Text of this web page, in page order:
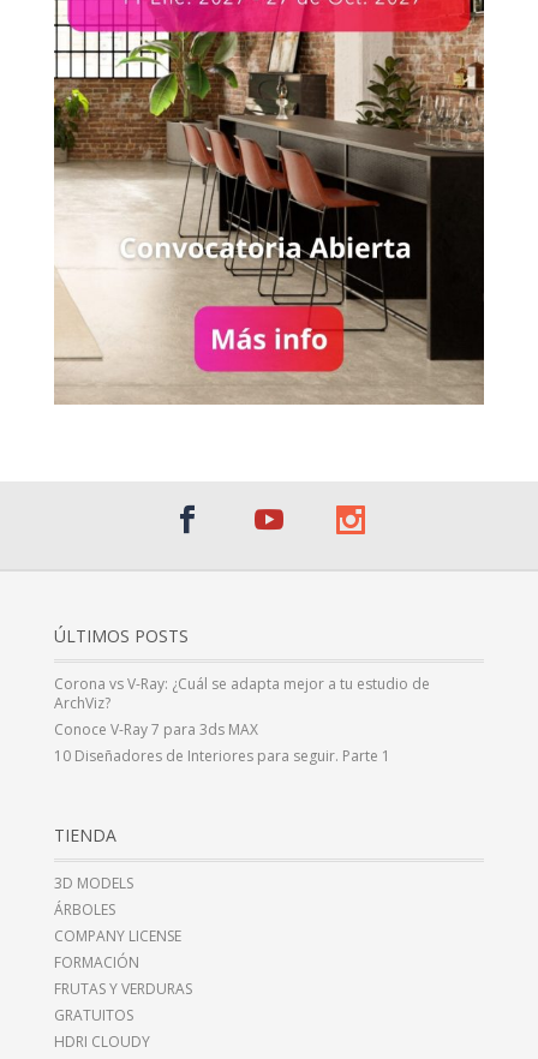
ÚLTIMOS POSTS
Corona vs V-Ray: ¿Cuál se adapta mejor a tu estudio de
ArchViz?
Conoce V-Ray 7 para 3ds MAX
10 Diseñadores de Interiores para seguir. Parte 1
TIENDA
3D MODELS
ÁRBOLES
COMPANY LICENSE
FORMACIÓN
FRUTAS Y VERDURAS
GRATUITOS
HDRI CLOUDY